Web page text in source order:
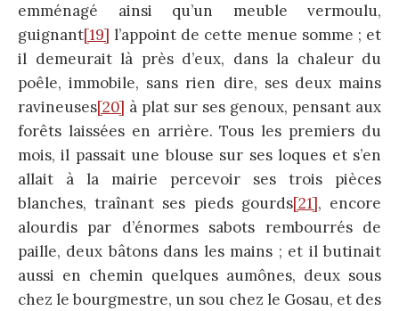
emménagé ainsi qu’un meuble vermoulu,
guignant[19] l’appoint de cette menue somme ; et
il demeurait là près d’eux, dans la chaleur du
poêle, immobile, sans rien dire, ses deux mains
ravineuses[20] à plat sur ses genoux, pensant aux
forêts laissées en arrière. Tous les premiers du
mois, il passait une blouse sur ses loques et s’en
allait à la mairie percevoir ses trois pièces
blanches, traînant ses pieds gourds[21], encore
alourdis par d’énormes sabots rembourrés de
paille, deux bâtons dans les mains ; et il butinait
aussi en chemin quelques aumônes, deux sous
chez le bourgmestre, un sou chez le Gosau, et des